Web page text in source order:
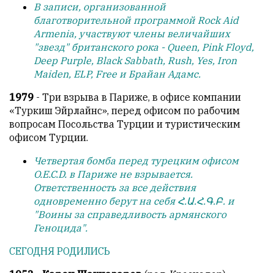
В записи, организованной
благотворительной программой Rock Aid
Armenia, участвуют члены величайших
"звезд" британского рока - Queen, Pink Floyd,
Deep Purple, Black Sabbath, Rush, Yes, Iron
Maiden, ELP, Free и Брайан Адамс.
1979 - Tри взрыва в Париже, в офисе компании
«Туркиш Эйрлайнс», перед офисом по рабочим
вопросам Посольства Турции и туристическим
офисом Турции.
Четвертая бомба перед турецким офисом
O.E.C.D. в Париже не взрывается.
Ответственность за все действия
одновременно берут на себя Հ.Ա.Հ.Գ.Բ. и
"Воины за справедливость армянского
Геноцида".
СЕГОДНЯ РОДИЛИСЬ